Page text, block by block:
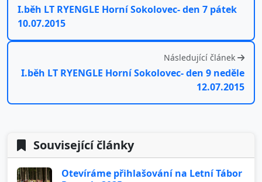
I.běh LT RYENGLE Horní Sokolovec- den 7 pátek
10.07.2015
Následující článek
I.běh LT RYENGLE Horní Sokolovec- den 9 neděle
12.07.2015
Související články
Otevíráme přihlašování na Letní Tábor